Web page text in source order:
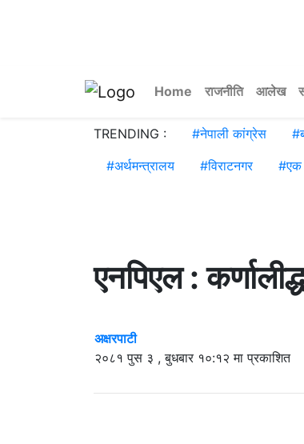
Home राजनीति आलेख
TRENDING : #नेपाली कांग्रेस #
#अर्थमन्त्रालय #विराटनगर #एक
एनपिएल :
अक्षरपाटी
२०८१ पुस ३ , बुधबार १०:१२ मा प्रकाशित